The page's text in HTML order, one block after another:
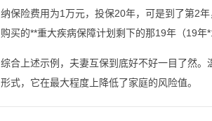
纳保险费用为1万元，投保20年，可是到了第2
购买的**重大疾病保障计划剩下的那19年（19年
综合上述示例，夫妻互保到底好不好一目了然
形式，它在最大程度上降低了家庭的风险值。